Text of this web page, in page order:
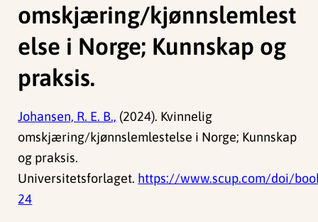
omskjæring/kjønnslemlest
else i Norge; Kunnskap og
praksis.
Johansen, R. E. B., (2024). Kvinnelig
omskjæring/kjønnslemlestelse i Norge; Kunnskap
og praksis.
Universitetsforlaget. https://www.scup.com/doi/
24